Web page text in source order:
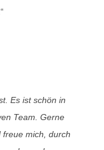
.“
Es ist schön in
Team. Gerne
mich, durch